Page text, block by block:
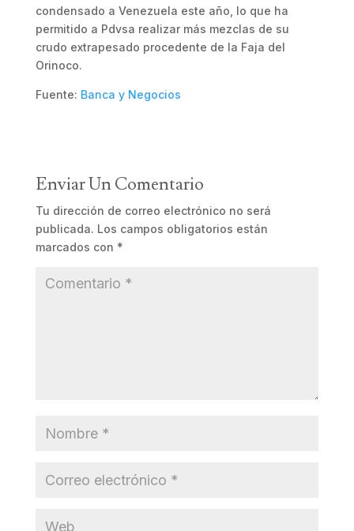
condensado a Venezuela este año, lo que ha
permitido a Pdvsa realizar más mezclas de su
crudo extrapesado procedente de la Faja del
Orinoco.
Fuente: Banca y Negocios
Enviar Un Comentario
Tu dirección de correo electrónico no será
publicada. Los campos obligatorios están
marcados con *